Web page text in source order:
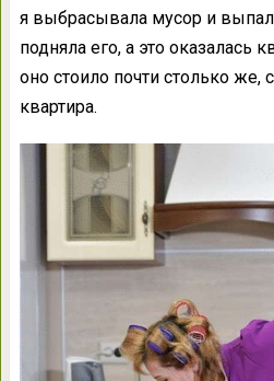
я выбрасывала мусор и
подняла его, а это оказалась
оно стоило почти столько же,
квартира.